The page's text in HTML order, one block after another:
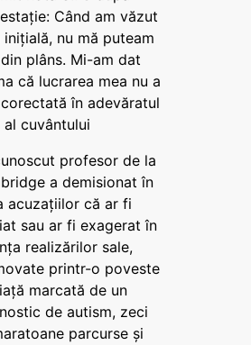
Când am văzut
inițială, nu mă puteam
plâns. Mi-am dat
că lucrarea mea nu a
în adevăratul
al cuvântului
profesor de la
a demisionat în
acuzațiilor că ar fi
sau ar fi exagerat în
realizărilor sale,
printr-o poveste
marcată de un
de autism, zeci
parcurse și